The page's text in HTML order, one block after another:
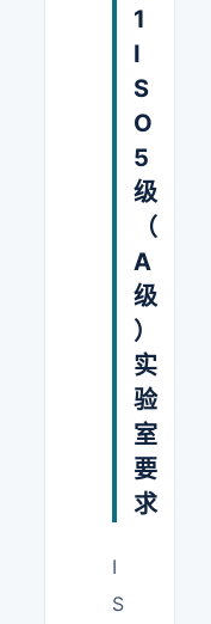
1
I
S
O
5
级
（
A
级
）
实
验
室
要
求
I
S